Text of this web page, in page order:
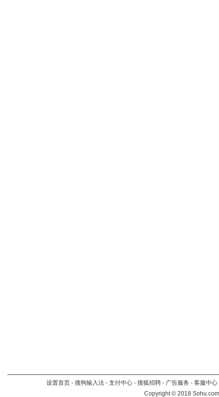
设置首页 - 搜狗输入法 - 支付中心 - 搜狐招聘 - 广告服务 - 客服中心
Copyright©2018